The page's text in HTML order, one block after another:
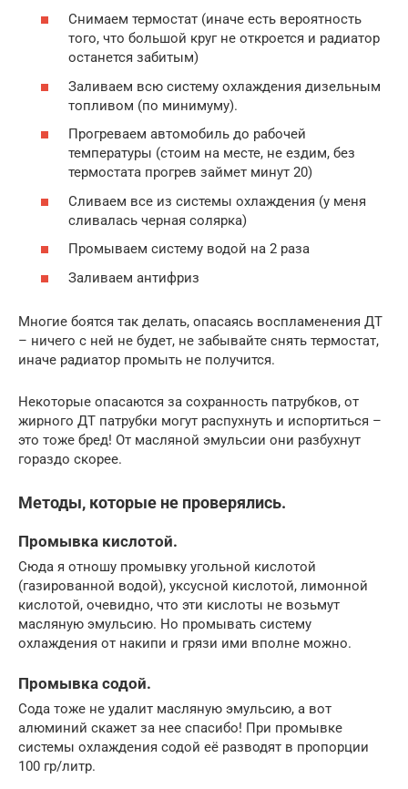
Снимаем термостат (иначе есть вероятность
того, что большой круг не откроется и радиатор
останется забитым)
Заливаем всю систему охлаждения дизельным
топливом (по минимуму).
Прогреваем автомобиль до рабочей
температуры (стоим на месте, не ездим, без
термостата прогрев займет минут 20)
Сливаем все из системы охлаждения (у меня
сливалась черная солярка)
Промываем систему водой на 2 раза
Заливаем антифриз
Многие боятся так делать, опасаясь воспламенения ДТ
– ничего с ней не будет, не забывайте снять термостат,
иначе радиатор промыть не получится.
Некоторые опасаются за сохранность патрубков, от
жирного ДТ патрубки могут распухнуть и испортиться –
это тоже бред! От масляной эмульсии они разбухнут
гораздо скорее.
Методы, которые не проверялись.
Промывка кислотой.
Сюда я отношу промывку угольной кислотой
(газированной водой), уксусной кислотой, лимонной
кислотой, очевидно, что эти кислоты не возьмут
масляную эмульсию. Но промывать систему
охлаждения от накипи и грязи ими вполне можно.
Промывка содой.
Сода тоже не удалит масляную эмульсию, а вот
алюминий скажет за нее спасибо! При промывке
системы охлаждения содой её разводят в пропорции
100 гр/литр.